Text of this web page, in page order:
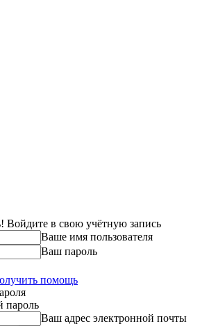
Войдите в свою учётную запись
Ваше имя пользователя
Ваш пароль
помощь
пароль
Ваш адрес электронной почты